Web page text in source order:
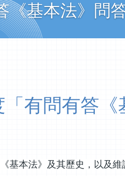
基本法》問答
有問有答《
基本法》及其歷史，以及